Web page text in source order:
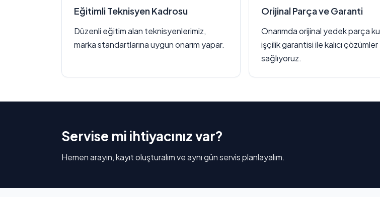
Eğitimli Teknisyen Kadrosu
Düzenli eğitim alan teknisyenlerimiz,
marka standartlarına uygun onarım yapar.
Orijinal Parça ve Garanti
Onarımda orijinal yedek parça
işçilik garantisi ile kalıcı çözümler
sağlıyoruz.
Servise mi ihtiyacınız var?
Hemen arayın, kayıt oluşturalım ve aynı gün servis planlayalım.